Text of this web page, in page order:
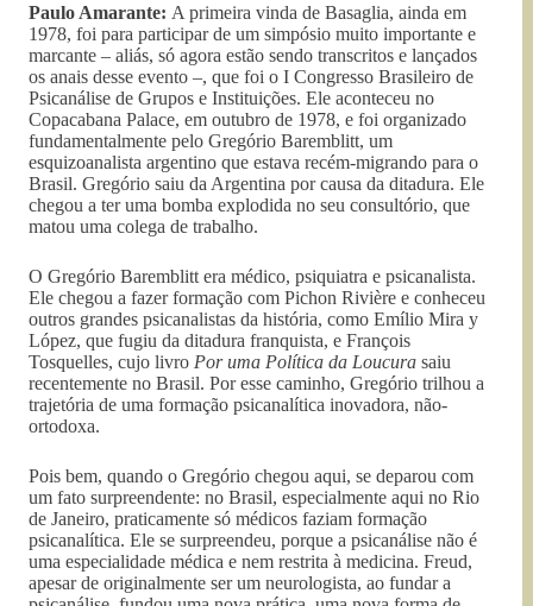
Paulo Amarante: A primeira vinda de Basaglia, ainda em
1978, foi para participar de um simpósio muito importante e
marcante – aliás, só agora estão sendo transcritos e lançados
os anais desse evento –, que foi o I Congresso Brasileiro de
Psicanálise de Grupos e Instituições. Ele aconteceu no
Copacabana Palace, em outubro de 1978, e foi organizado
fundamentalmente pelo Gregório Baremblitt, um
esquizoanalista argentino que estava recém-migrando para o
Brasil. Gregório saiu da Argentina por causa da ditadura. Ele
chegou a ter uma bomba explodida no seu consultório, que
matou uma colega de trabalho.
O Gregório Baremblitt era médico, psiquiatra e psicanalista.
Ele chegou a fazer formação com Pichon Rivière e conheceu
outros grandes psicanalistas da história, como Emílio Mira y
López, que fugiu da ditadura franquista, e François
Tosquelles, cujo livro Por uma Política da Loucura saiu
recentemente no Brasil. Por esse caminho, Gregório trilhou a
trajetória de uma formação psicanalítica inovadora, não-
ortodoxa.
Pois bem, quando o Gregório chegou aqui, se deparou com
um fato surpreendente: no Brasil, especialmente aqui no Rio
de Janeiro, praticamente só médicos faziam formação
psicanalítica. Ele se surpreendeu, porque a psicanálise não é
uma especialidade médica e nem restrita à medicina. Freud,
apesar de originalmente ser um neurologista, ao fundar a